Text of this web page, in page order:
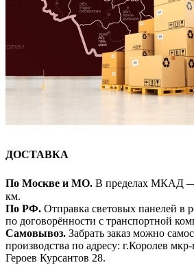
ДОСТАВКА
По Москве и МО. В пределах МКАД —
км.
По РФ. Отправка световых панелей в
по договорённости с транспортной
Самовывоз. Забрать заказ можно
производства по адресу: г.Королев
Героев Курсантов 28.